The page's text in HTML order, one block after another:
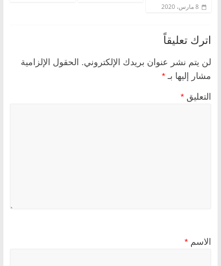
8 مارس، 2020
اترك تعليقاً
لن يتم نشر عنوان بريدك الإلكتروني. الحقول الإلزامية
مشار إليها بـ *
التعليق *
الاسم *